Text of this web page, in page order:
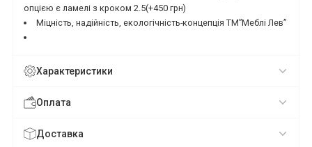
опцією є ламелі з кроком 2.5(+450 грн)
Міцність, надійність, екологічність-концепція ТМ”Меблі Лев”
Характеристики
Оплата
Доставка